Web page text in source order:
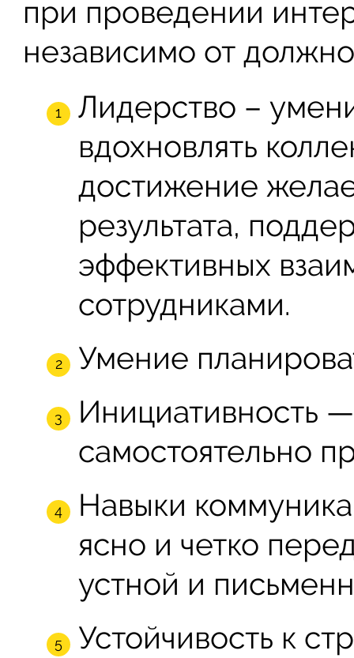
при проведении
независимо от
Лидерство –
вдохновлять
достижение
результата,
эффективных
сотрудниками.
Умение
Инициативность
самостоятельно
Навыки
ясно и четко
устной и
Устойчивость к